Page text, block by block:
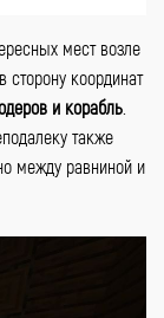
мест возле
сторону координат
и корабль
также
между равниной и